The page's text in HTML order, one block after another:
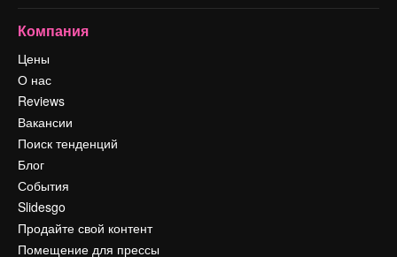
Компания
Цены
О нас
Reviews
Вакансии
Поиск тенденций
Блог
События
Slidesgo
Продайте свой контент
Помещение для прессы